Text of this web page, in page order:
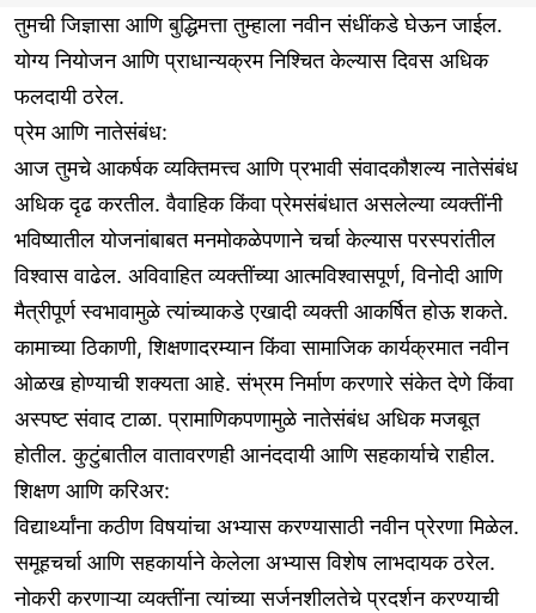
तुमची जिज्ञासा आणि बुद्धिमत्ता तुम्हाला नवीन संधींकडे घेऊन जाईल.
योग्य नियोजन आणि प्राधान्यक्रम निश्चित केल्यास दिवस अधिक
फलदायी ठरेल.
प्रेम आणि नातेसंबंध:
आज तुमचे आकर्षक व्यक्तिमत्त्व आणि प्रभावी संवादकौशल्य नातेसंबंध
अधिक दृढ करतील. वैवाहिक किंवा प्रेमसंबंधात असलेल्या व्यक्तींनी
भविष्यातील योजनांबाबत मनमोकळेपणाने चर्चा केल्यास परस्परांतील
विश्वास वाढेल. अविवाहित व्यक्तींच्या आत्मविश्वासपूर्ण, विनोदी आणि
मैत्रीपूर्ण स्वभावामुळे त्यांच्याकडे एखादी व्यक्ती आकर्षित होऊ शकते.
कामाच्या ठिकाणी, शिक्षणादरम्यान किंवा सामाजिक कार्यक्रमात नवीन
ओळख होण्याची शक्यता आहे. संभ्रम निर्माण करणारे संकेत देणे किंवा
अस्पष्ट संवाद टाळा. प्रामाणिकपणामुळे नातेसंबंध अधिक मजबूत
होतील. कुटुंबातील वातावरणही आनंददायी आणि सहकार्याचे राहील.
शिक्षण आणि करिअर:
विद्यार्थ्यांना कठीण विषयांचा अभ्यास करण्यासाठी नवीन प्रेरणा मिळेल.
समूहचर्चा आणि सहकार्याने केलेला अभ्यास विशेष लाभदायक ठरेल.
नोकरी करणाऱ्या व्यक्तींना त्यांच्या सर्जनशीलतेचे प्रदर्शन करण्याची